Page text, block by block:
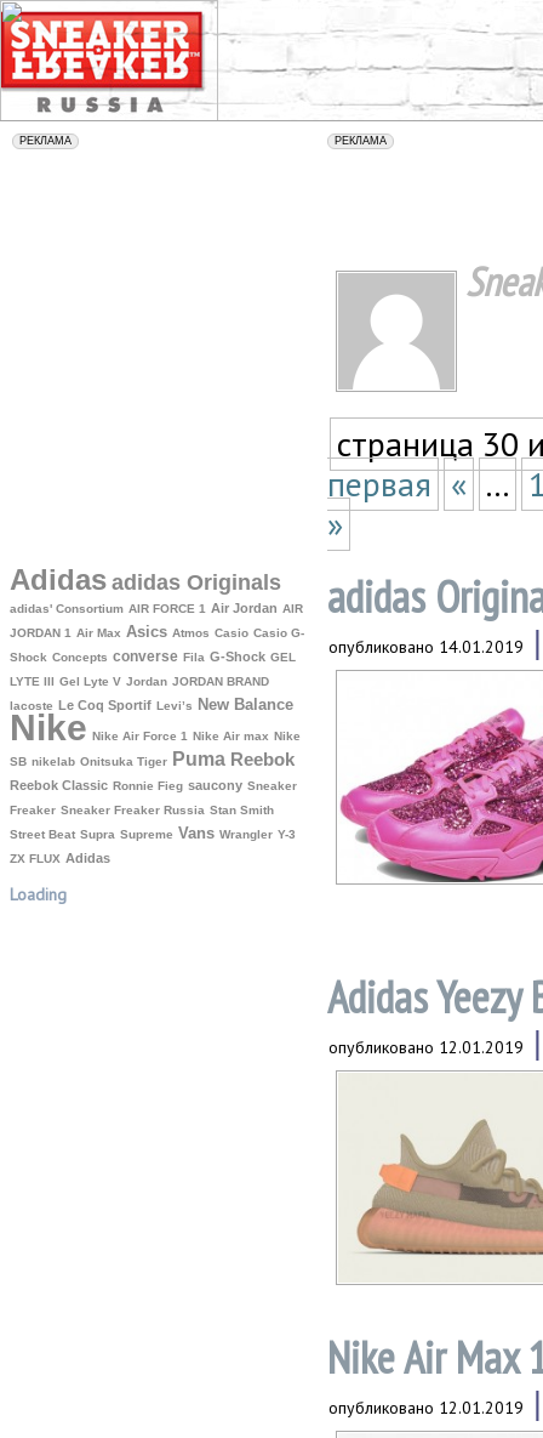
Adidas adidas Originals
adidas' Consortium AIR FORCE 1 Air Jordan AIR
JORDAN 1 Air Max Asics Atmos Casio Casio G-
Shock Concepts converse Fila G-Shock GEL
LYTE III Gel Lyte V Jordan JORDAN BRAND
lacoste Le Coq Sportif Levi’s New Balance
Nike Nike Air Force 1 Nike Air max Nike
SB nikelab Onitsuka Tiger Puma Reebok
Reebok Classic Ronnie Fieg saucony Sneaker
Freaker Sneaker Freaker Russia Stan Smith
Street Beat Supra Supreme Vans Wrangler Y-3
ZX FLUX Аdidas
Loading
страница 30
первая « ...
»
adidas
опубликовано 14.01.2019
Adidas Yeezy
опубликовано 12.01.2019
Nike Air Max
опубликовано 12.01.2019